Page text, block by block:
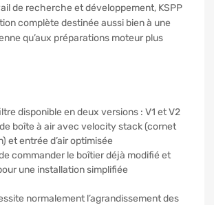
de recherche et développement, KSPP
complète destinée aussi bien à une
qu’aux préparations moteur plus
disponible en deux versions : V1 et V2
boîte à air avec velocity stack (cornet
et entrée d’air optimisée
commander le boîtier déjà modifié et
une installation simplifiée
normalement l’agrandissement des